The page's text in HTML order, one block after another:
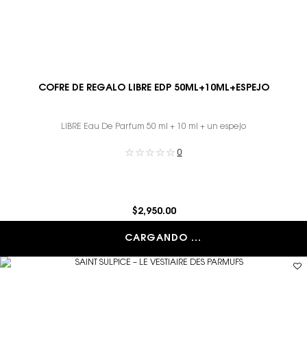
COFRE DE REGALO LIBRE EDP 50ML+10ML+ESPEJO
LIBRE Eau De Parfum 50 ml + 10 ml + un espejo
0
$2,950.00
CARGANDO ...